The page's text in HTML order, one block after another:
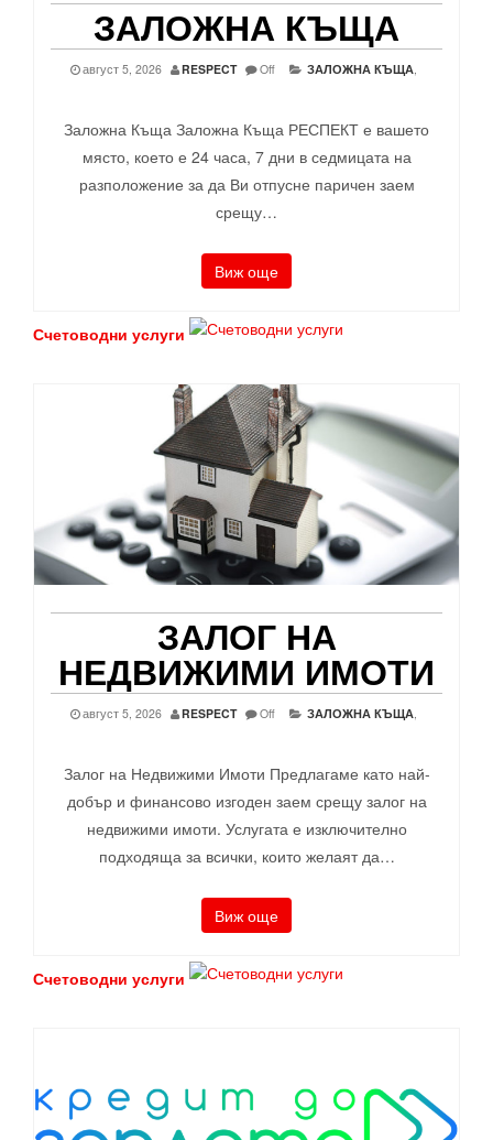
ЗАЛОЖНА КЪЩА
август 5, 2026 RESPECT Off ЗАЛОЖНА КЪЩА,
Заложна Къща Заложна Къща РЕСПЕКТ е вашето
място, което е 24 часа, 7 дни в седмицата на
разположение за да Ви отпусне паричен заем
срещу…
Виж още
Счетоводни услуги
ЗАЛОГ НА
НЕДВИЖИМИ ИМОТИ
август 5, 2026 RESPECT Off ЗАЛОЖНА КЪЩА,
Залог на Недвижими Имоти Предлагаме като най-
добър и финансово изгоден заем срещу залог на
недвижими имоти. Услугата е изключително
подходяща за всички, които желаят да…
Виж още
Счетоводни услуги